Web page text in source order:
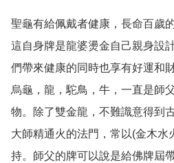
聖龜有給佩戴者健康，長命百歲的
這自身牌是龍婆燙金自己親身設
們帶來健康的同時也享有好運和財
烏龜，龍，駝鳥，牛，一直是師
物。除了雙金龍，不難識意得到
大師精通火的法門，常以(金木水
持。師父的牌可以說是給佛牌屆